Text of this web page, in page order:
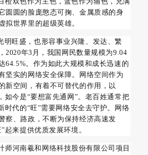
圆圆的脸庞憨态可掬、金属质感的身
拟世界里的超级英雄。
明旺盛，也形容事业兴隆、发达、繁
2020年3月，我国网民数量规模为9.04
64.5%。作为如此大规模和成长迅速的
坚实的网络安全保障。网络空间作为
新空间，有着不可替代的作用，以
如今是“要想富先通网”。老百姓通常把
时代的“旺”需要网络安全去守护。网络
察、路政，不断为保持经济高速发
起来提供优质发展环境。
师河南羲和网络科技股份有限公司项目